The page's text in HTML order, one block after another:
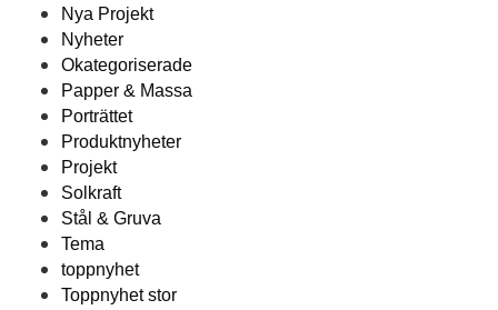
Nya Projekt
Nyheter
Okategoriserade
Papper & Massa
Porträttet
Produktnyheter
Projekt
Solkraft
Stål & Gruva
Tema
toppnyhet
Toppnyhet stor